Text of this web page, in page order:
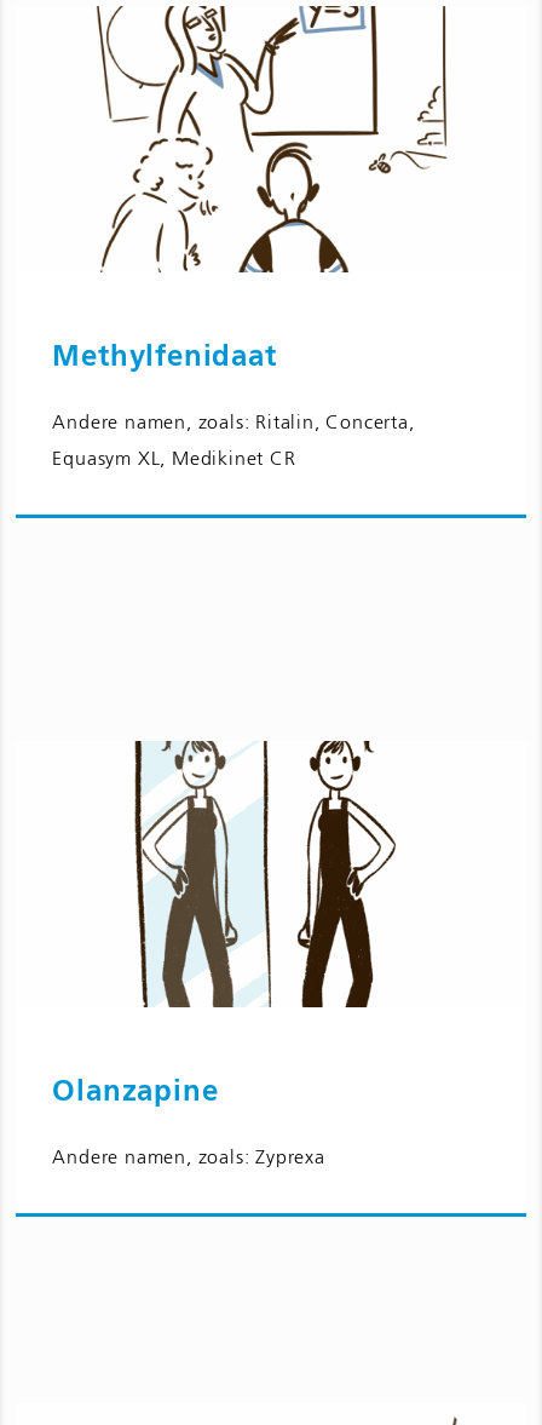
Methylfenidaat
Andere namen, zoals: Ritalin, Concerta,
Equasym XL, Medikinet CR
Olanzapine
Andere namen, zoals: Zyprexa
Ga naar Olanzapine en bijwerkingen